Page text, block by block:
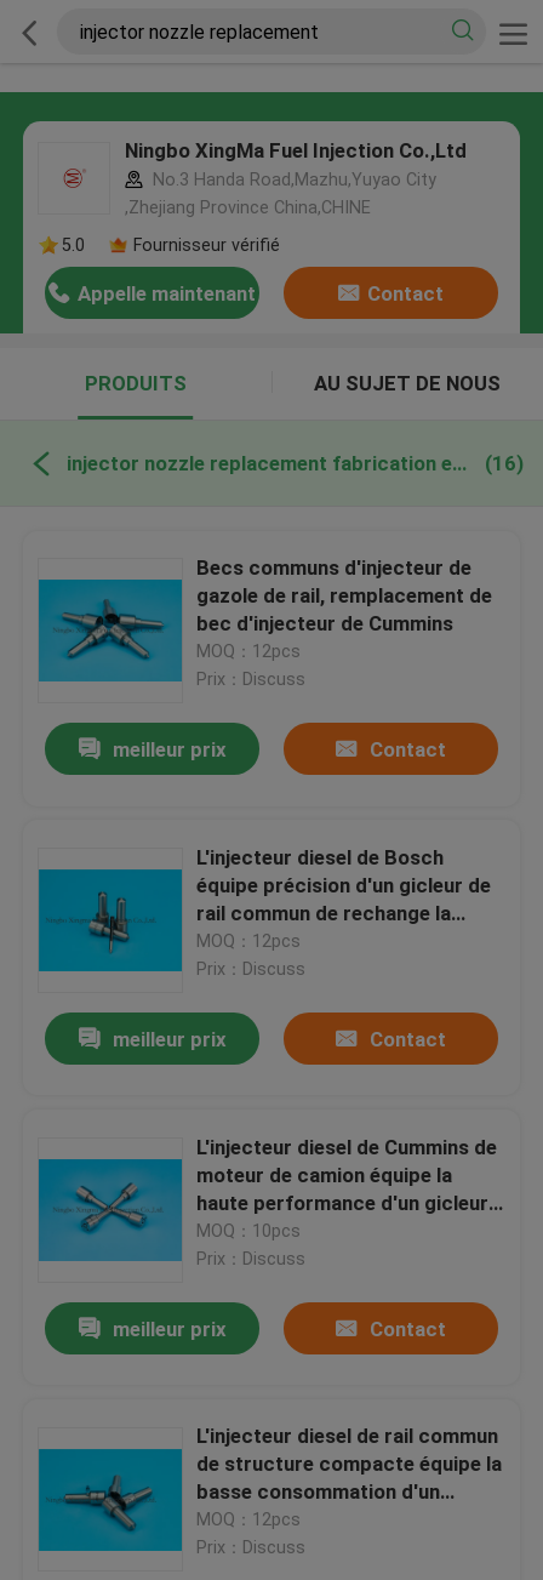
Ningbo XingMa Fuel Injection Co.,Ltd
No.3 Handa Road,Mazhu,Yuyao City
,Zhejiang Province China,CHINE
5.0
Fournisseur vérifié
Appelle maintenant Contact
PRODUITS AU SUJET DE NOUS
injector nozzle replacement fabrication en ligne (16)
Becs communs d'injecteur de
gazole de rail, remplacement de
bec d'injecteur de Cummins
MOQ：12pcs
Prix：Discuss
meilleur prix Contact
L'injecteur diesel de Bosch
équipe précision d'un gicleur de
rail commun de rechange la
haute
MOQ：12pcs
Prix：Discuss
meilleur prix Contact
L'injecteur diesel de Cummins de
moteur de camion équipe la
haute performance d'un gicleur
de rail commun
MOQ：10pcs
Prix：Discuss
meilleur prix Contact
L'injecteur diesel de rail commun
de structure compacte équipe la
basse consommation d'un
gicleur de carburant
MOQ：12pcs
Prix：Discuss